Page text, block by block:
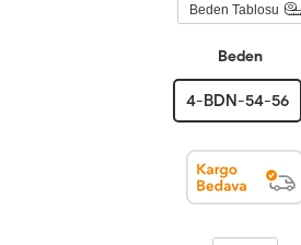
Beden Tablosu
Beden
4-BDN-54-56